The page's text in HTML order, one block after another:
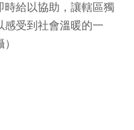
時給以協助，讓轄區獨
感受到社會溫暖的一